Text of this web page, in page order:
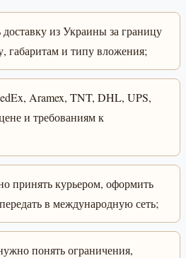
из Украины за границу
габаритам и типу вложения;
Aramex, TNT, DHL, UPS,
и требованиям к
принять курьером, оформить
в международную сеть;
понять ограничения,